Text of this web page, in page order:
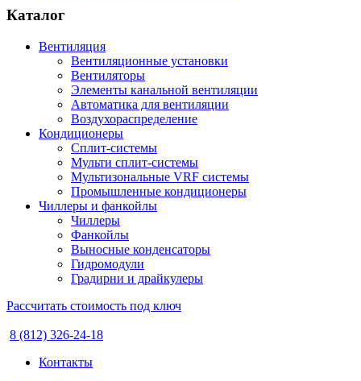
Каталог
Вентиляция
Вентиляционные установки
Вентиляторы
Элементы канальной вентиляции
Автоматика для вентиляции
Воздухораспределение
Кондиционеры
Сплит-системы
Мульти сплит-системы
Мультизональные VRF системы
Промышленные кондиционеры
Чиллеры и фанкойлы
Чиллеры
Фанкойлы
Выносные конденсаторы
Гидромодули
Градирни и драйкулеры
Рассчитать стоимость под ключ
8 (812) 326-24-18
Контакты